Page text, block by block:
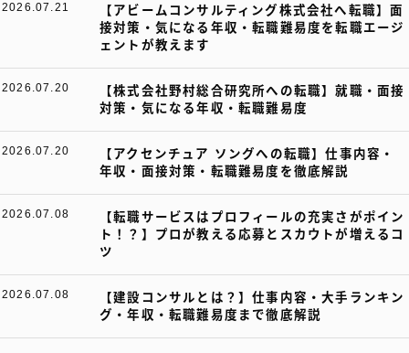
【アビームコンサルティング株式会社へ転職】面
接対策・気になる年収・転職難易度を転職エージ
ェントが教えます
2026.07.21
【株式会社野村総合研究所への転職】就職・面接
対策・気になる年収・転職難易度
2026.07.20
【アクセンチュア ソングへの転職】仕事内容・
年収・面接対策・転職難易度を徹底解説
2026.07.20
【転職サービスはプロフィールの充実さがポイン
ト！？】プロが教える応募とスカウトが増えるコ
ツ
2026.07.08
【建設コンサルとは？】仕事内容・大手ランキン
グ・年収・転職難易度まで徹底解説
2026.07.08